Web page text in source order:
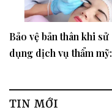
Bảo vệ bản thân khi sử
dụng dịch vụ thẩm mỹ:
TIN MỚI